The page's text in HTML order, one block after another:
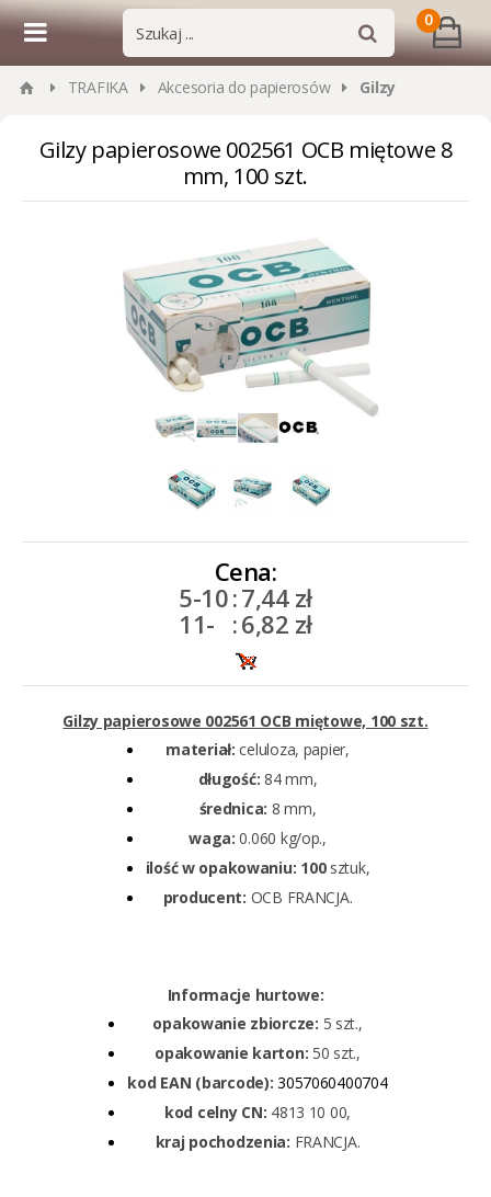
0
TRAFIKA Akcesoria do papierosów Gilzy
Gilzy papierosowe 002561 OCB miętowe 8
mm, 100 szt.
Cena:
5-10:7,44 zł
11- :6,82 zł
Gilzy papierosowe 002561 OCB miętowe, 100 szt.
materiał:celuloza, papier,
długość:84 mm,
średnica: 8 mm,
waga:0.060 kg/op.,
ilość w opakowaniu: 100 sztuk,
producent: OCB FRANCJA.
Informacje hurtowe:
opakowanie zbiorcze: 5 szt.,
opakowanie karton: 50 szt.,
kod EAN (barcode):3057060400704
kod celny CN: 4813 10 00,
kraj pochodzenia: FRANCJA.